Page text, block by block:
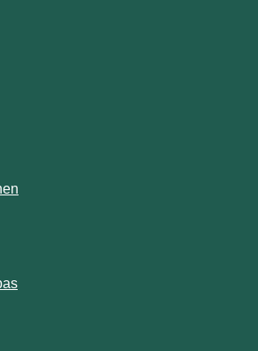
webbplats.
Länk till annan webbplats.
webbplats.